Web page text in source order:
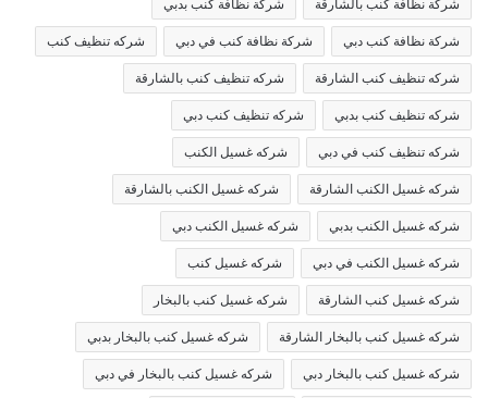
شركة نظافة كنب بالشارقة شركة نظافة كنب بدبي
شركة نظافة كنب دبي شركة نظافة كنب في دبي شركه تنظيف كنب
شركه تنظيف كنب الشارقة شركه تنظيف كنب بالشارقة
شركه تنظيف كنب بدبي شركه تنظيف كنب دبي
شركه تنظيف كنب في دبي شركه غسيل الكنب
شركه غسيل الكنب الشارقة شركه غسيل الكنب بالشارقة
شركه غسيل الكنب بدبي شركه غسيل الكنب دبي
شركه غسيل الكنب في دبي شركه غسيل كنب
شركه غسيل كنب الشارقة شركه غسيل كنب بالبخار
شركه غسيل كنب بالبخار الشارقة شركه غسيل كنب بالبخار بدبي
شركه غسيل كنب بالبخار دبي شركه غسيل كنب بالبخار في دبي